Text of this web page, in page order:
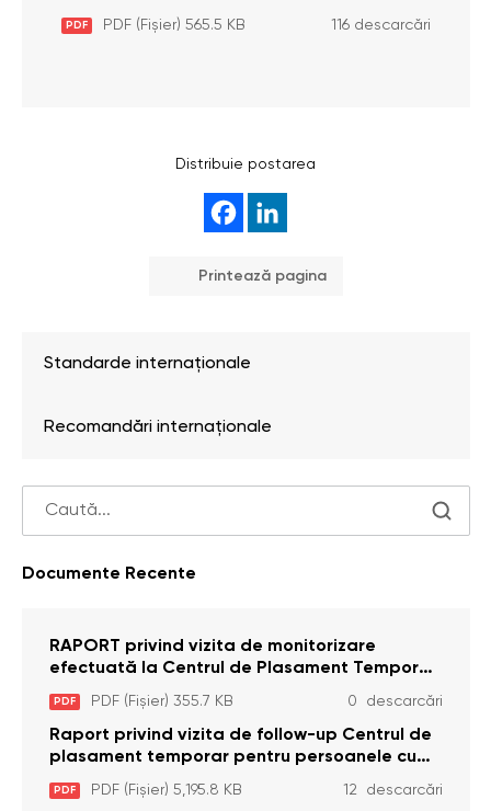
PDF PDF (Fișier) 565.5 KB 116 descarcări
Distribuie postarea
Printează pagina
Standarde internaționale
Recomandări internaționale
Documente Recente
RAPORT privind vizita de monitorizare
efectuată la Centrul de Plasament Temporar
pentru Persoane cu Dizabilități (Adulte) din s.
Brînzeni, r. Edineț, din data de 25 mai 2026
PDF PDF (Fișier) 355.7 KB 0 descarcări
Raport privind vizita de follow-up Centrul de
plasament temporar pentru persoanele cu
dizabilități (adulte) Bădiceni, Soroca (11 iunie
2026)
PDF PDF (Fișier) 5,195.8 KB 12 descarcări